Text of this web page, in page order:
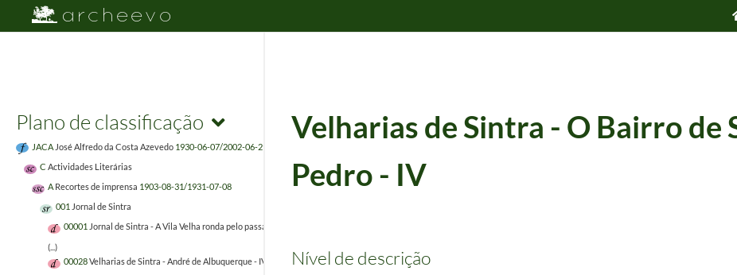
Plano de classificação
JACA José Alfredo da Costa Azevedo 1930-06-07/2002-06-29
C Actividades Literárias
A Recortes de imprensa 1903-08-31/1931-07-08
001 Jornal de Sintra
00001 Jornal de Sintra - A Vila Velha ronda pelo passado
(...)
00028Velharias de Sintra - André de Albuquerque - IV
1981-03-06
Velharias de Sintra - O Bairro de
Pedro - IV
Nível de descrição